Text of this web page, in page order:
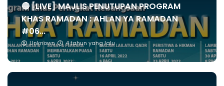
🔴 [LIVE] MAJLIS PENUTUPAN PROGRAM
KHAS RAMADAN : AHLAN YA RAMADAN
#06...
Unknown 4 tahun yang lalu